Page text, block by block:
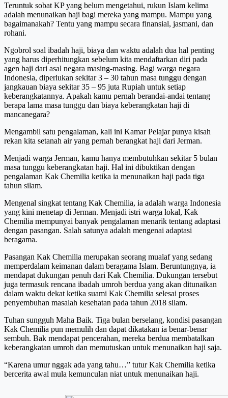
Teruntuk sobat KP yang belum mengetahui, rukun Islam kelima
adalah menunaikan haji bagi mereka yang mampu. Mampu yang
bagaimanakah? Tentu yang mampu secara finansial, jasmani, dan
rohani.
Ngobrol soal ibadah haji, biaya dan waktu adalah dua hal penting
yang harus diperhitungkan sebelum kita mendaftarkan diri pada
agen haji dari asal negara masing-masing. Bagi warga negara
Indonesia, diperlukan sekitar 3 – 30 tahun masa tunggu dengan
jangkauan biaya sekitar 35 – 95 juta Rupiah untuk setiap
keberangkatannya. Apakah kamu pernah berandai-andai tentang
berapa lama masa tunggu dan biaya keberangkatan haji di
mancanegara?
Mengambil satu pengalaman, kali ini Kamar Pelajar punya kisah
rekan kita setanah air yang pernah berangkat haji dari Jerman.
Menjadi warga Jerman, kamu hanya membutuhkan sekitar 5 bulan
masa tunggu keberangkatan haji. Hal ini dibuktikan dengan
pengalaman Kak Chemilia ketika ia menunaikan haji pada tiga
tahun silam.
Mengenal singkat tentang Kak Chemilia, ia adalah warga Indonesia
yang kini menetap di Jerman. Menjadi istri warga lokal, Kak
Chemilia mempunyai banyak pengalaman menarik tentang adaptasi
dengan pasangan. Salah satunya adalah mengenai adaptasi
beragama.
Pasangan Kak Chemilia merupakan seorang mualaf yang sedang
memperdalam keimanan dalam beragama Islam. Beruntungnya, ia
mendapat dukungan penuh dari Kak Chemilia. Dukungan tersebut
juga termasuk rencana ibadah umroh berdua yang akan ditunaikan
dalam waktu dekat ketika suami Kak Chemilia selesai proses
penyembuhan masalah kesehatan pada tahun 2018 silam.
Tuhan sungguh Maha Baik. Tiga bulan berselang, kondisi pasangan
Kak Chemilia pun memulih dan dapat dikatakan ia benar-benar
sembuh. Bak mendapat pencerahan, mereka berdua membatalkan
keberangkatan umroh dan memutuskan untuk menunaikan haji saja.
“Karena umur nggak ada yang tahu…” tutur Kak Chemilia ketika
bercerita awal mula kemunculan niat untuk menunaikan haji.